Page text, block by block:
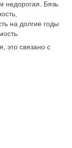
недорогая. Бязь
на долгие годы
это связано с